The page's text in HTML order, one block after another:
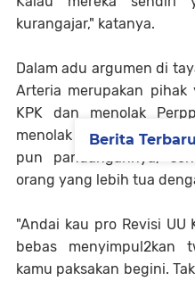
kurangajar," katanya.
Dalam adu argumen di
Arteria merupakan pihak
KPK dan menolak
menolak revisi UU KPK.
pun pandangannya,
orang yang lebih tua
"Andai kau pro Revisi UU
bebas menyimpul2kan
kamu paksakan begini.
Berita Terbaru